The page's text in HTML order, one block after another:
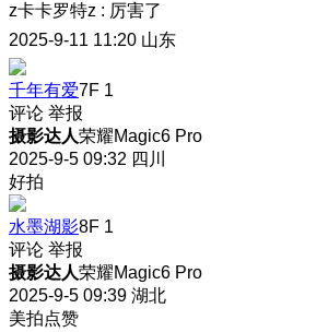
z卡卡罗特z : 厉害了
2025-9-11 11:20 山东
千年有爱7F 1
评论 举报
摄影达人荣耀Magic6 Pro
2025-9-5 09:32 四川
好拍
水墨湖影8F 1
评论 举报
摄影达人荣耀Magic6 Pro
2025-9-5 09:39 湖北
美拍点赞